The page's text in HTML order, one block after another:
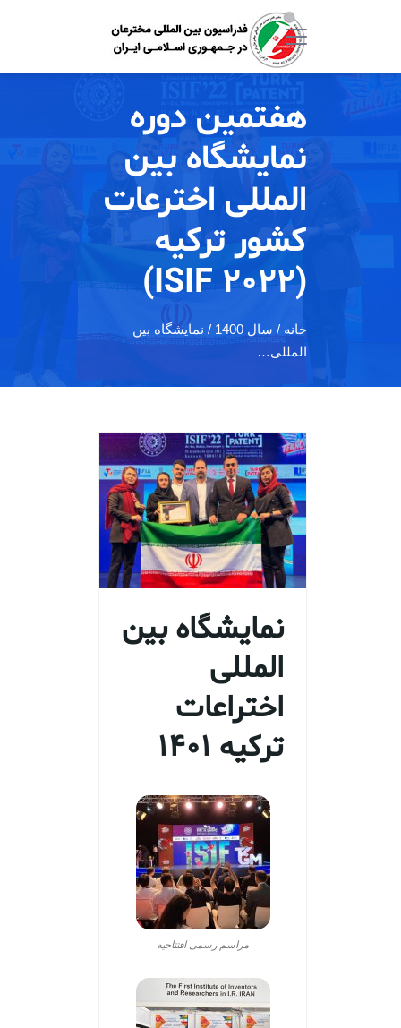
هفتمین دوره
نمایشگاه بین
المللی اخترعات
کشور ترکیه
(ISIF 2022)
خانه
/ سال 1400 / نمایشگاه بین
المللی…
نمایشگاه بین
المللی
اختراعات
ترکیه 1401
مراسم رسمی افتتاحیه